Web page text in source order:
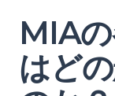
MIA
はど